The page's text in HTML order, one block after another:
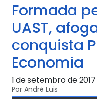
Formada
UAST,
conquista
Economia
1 de setembro de 2017
Por André Luis